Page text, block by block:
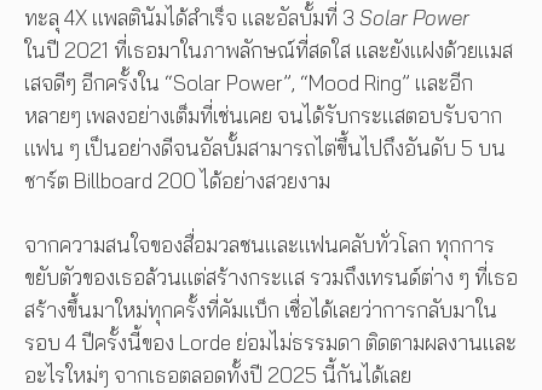
ทะลุ 4X แพลตินัมได้สำเร็จ และอัลบั้มที่ 3 Solar Power
ในปี 2021 ที่เธอมาในภาพลักษณ์ที่สดใส และยังแฝงด้วยแมส
เสจดีๆ อีกครั้งใน “Solar Power”, “Mood Ring” และอีก
หลายๆ เพลงอย่างเต็มที่เช่นเคย จนได้รับกระแสตอบรับจาก
แฟน ๆ เป็นอย่างดีจนอัลบั้มสามารถไต่ขึ้นไปถึงอันดับ 5 บน
ชาร์ต Billboard 200 ได้อย่างสวยงาม
จากความสนใจของสื่อมวลชนและแฟนคลับทั่วโลก ทุกการ
ขยับตัวของเธอล้วนแต่สร้างกระแส รวมถึงเทรนด์ต่าง ๆ ที่เธอ
สร้างขึ้นมาใหม่ทุกครั้งที่คัมแบ็ก เชื่อได้เลยว่าการกลับมาใน
รอบ 4 ปีครั้งนี้ของ Lorde ย่อมไม่ธรรมดา ติดตามผลงานและ
อะไรใหม่ๆ จากเธอตลอดทั้งปี 2025 นี้กันได้เลย